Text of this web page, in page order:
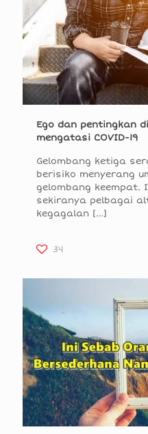
Ego dan pentingkan
mengatasi COVID-19
Gelombang ketiga
berisiko menyerang
gelombang keempat.
sekiranya pelbagai
kegagalan […]
34